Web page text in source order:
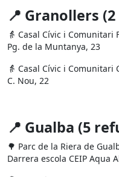
📍 Granollers
👵 Casal Cívic i Comunitari
Pg. de la Muntanya, 23
👵 Casal Cívic i Comunitari
C. Nou, 22
📍 Gualba (5
🌳 Parc de la Riera de
Darrera escola CEIP Aqua